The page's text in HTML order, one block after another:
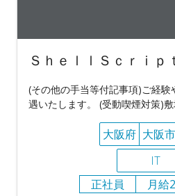
ＳｈｅｌｌＳｃｒｉｐ
(その他の手当等付記事項)ご経
遇いたします。 (受動喫煙対策)
大阪府 大阪
IT
正社員
月給